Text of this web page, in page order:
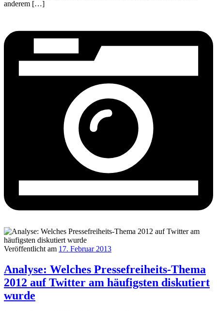
anderem […]
Veröffentlicht am 17. Februar 2013
Analyse: Welches Pressefreiheits-Thema
2012 auf Twitter am häufigsten diskutiert
wurde